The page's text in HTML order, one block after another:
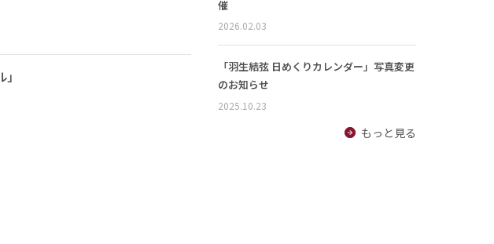
催
2026.02.03
「羽生結弦 日めくりカレンダー」写真変更
のお知らせ
2025.10.23
もっと見る